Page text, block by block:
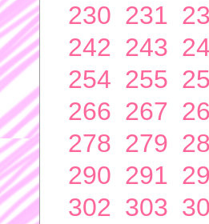
230 231
242 243
254 255
266 267
278 279
290 291
302 303